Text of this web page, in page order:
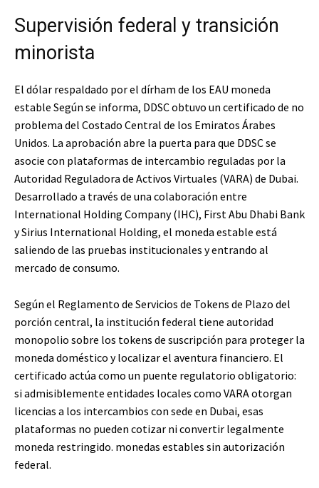
Supervisión federal y transición
minorista
El dólar respaldado por el dírham de los EAU moneda
estable Según se informa, DDSC obtuvo un certificado de no
problema del Costado Central de los Emiratos Árabes
Unidos. La aprobación abre la puerta para que DDSC se
asocie con plataformas de intercambio reguladas por la
Autoridad Reguladora de Activos Virtuales (VARA) de Dubai.
Desarrollado a través de una colaboración entre
International Holding Company (IHC), First Abu Dhabi Bank
y Sirius International Holding, el moneda estable está
saliendo de las pruebas institucionales y entrando al
mercado de consumo.
Según el Reglamento de Servicios de Tokens de Plazo del
porción central, la institución federal tiene autoridad
monopolio sobre los tokens de suscripción para proteger la
moneda doméstico y localizar el aventura financiero. El
certificado actúa como un puente regulatorio obligatorio:
si admisiblemente entidades locales como VARA otorgan
licencias a los intercambios con sede en Dubai, esas
plataformas no pueden cotizar ni convertir legalmente
moneda restringido. monedas estables sin autorización
federal.